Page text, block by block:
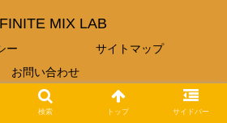
MIX LAB
ー
サイトマップ
お問い合わせ
INFINITE MIX LAB.
検索 トップ サイドバー